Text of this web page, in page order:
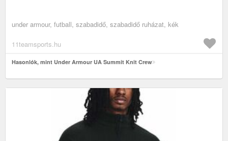
under armour, futball, szabadidő, szabadidő ruházat, kék
11teamsports.hu
Hasonlók, mint Under Armour UA Summit Knit Crew